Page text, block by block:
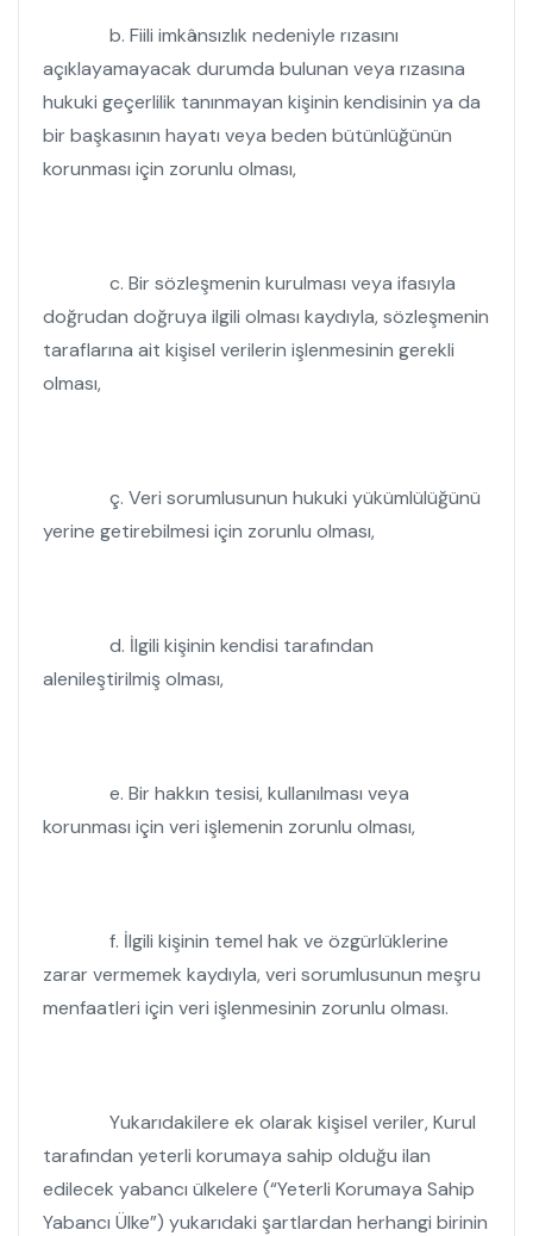
b. Fiili imkânsızlık nedeniyle rızasını
açıklayamayacak durumda bulunan veya rızasına
hukuki geçerlilik tanınmayan kişinin kendisinin ya da
bir başkasının hayatı veya beden bütünlüğünün
korunması için zorunlu olması,
c. Bir sözleşmenin kurulması veya ifasıyla
doğrudan doğruya ilgili olması kaydıyla, sözleşmenin
taraflarına ait kişisel verilerin işlenmesinin gerekli
olması,
ç. Veri sorumlusunun hukuki yükümlülüğünü
yerine getirebilmesi için zorunlu olması,
d. İlgili kişinin kendisi tarafından
alenileştirilmiş olması,
e. Bir hakkın tesisi, kullanılması veya
korunması için veri işlemenin zorunlu olması,
f. İlgili kişinin temel hak ve özgürlüklerine
zarar vermemek kaydıyla, veri sorumlusunun meşru
menfaatleri için veri işlenmesinin zorunlu olması.
Yukarıdakilere ek olarak kişisel veriler, Kurul
tarafından yeterli korumaya sahip olduğu ilan
edilecek yabancı ülkelere (“Yeterli Korumaya Sahip
Yabancı Ülke”) yukarıdaki şartlardan herhangi birinin